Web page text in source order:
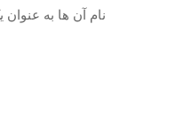
نام آن ها به